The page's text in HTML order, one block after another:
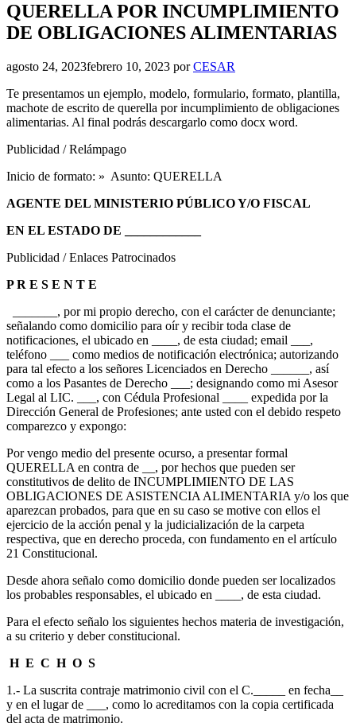
QUERELLA POR INCUMPLIMIENTO
DE OBLIGACIONES ALIMENTARIAS
agosto 24, 2023febrero 10, 2023 porCESAR
Te presentamos un ejemplo, modelo, formulario, formato, plantilla,
machote de escrito de querella por incumplimiento de obligaciones
alimentarias. Al final podrás descargarlo como docx word.
Publicidad / Relámpago
Inicio de formato: » Asunto: QUERELLA
AGENTE DEL MINISTERIO PÚBLICO Y/O FISCAL
EN EL ESTADO DE ____________
Publicidad / Enlaces Patrocinados
P R E S E N T E
_______, por mi propio derecho, con el carácter de denunciante;
señalando como domicilio para oír y recibir toda clase de
notificaciones, el ubicado en ____, de esta ciudad; email ___,
teléfono ___ como medios de notificación electrónica; autorizando
para tal efecto a los señores Licenciados en Derecho ______, así
como a los Pasantes de Derecho ___; designando como mi Asesor
Legal al LIC. ___, con Cédula Profesional ____ expedida por la
Dirección General de Profesiones; ante usted con el debido respeto
comparezco y expongo:
Por vengo medio del presente ocurso, a presentar formal
QUERELLA en contra de __, por hechos que pueden ser
constitutivos de delito de INCUMPLIMIENTO DE LAS
OBLIGACIONES DE ASISTENCIA ALIMENTARIA y/o los que
aparezcan probados, para que en su caso se motive con ellos el
ejercicio de la acción penal y la judicialización de la carpeta
respectiva, que en derecho proceda, con fundamento en el artículo
21 Constitucional.
Desde ahora señalo como domicilio donde pueden ser localiza­dos
los probables responsables, el ubicado en ____, de esta ciudad.
Para el efecto señalo los siguientes hechos materia de investigación,
a su criterio y deber constitucional.
H E C H O S
1.- La suscrita contraje matrimonio civil con el C._____ en fecha__
y en el lugar de ___, como lo acreditamos con la copia certificada
del acta de matrimonio.